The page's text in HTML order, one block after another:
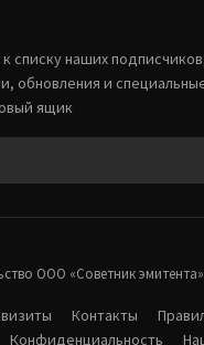
списку наших
обновления и
ящик
ООО «‎Советник
Контакты
Конфиденциальность